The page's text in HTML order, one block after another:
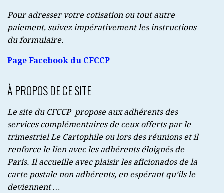
Pour adresser votre cotisation ou tout autre
paiement, suivez impérativement les instructions
du formulaire.
Page Facebook du CFCCP
À PROPOS DE CE SITE
Le site du CFCCP propose aux adhérents des
services complémentaires de ceux offerts par le
trimestriel Le Cartophile ou lors des réunions et il
renforce le lien avec les adhérents éloignés de
Paris. Il accueille avec plaisir les aficionados de la
carte postale non adhérents, en espérant qu’ils le
deviennent …